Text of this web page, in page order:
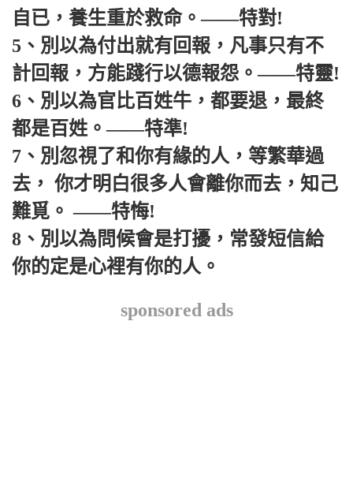
自已，養生重於救命。——特對!
5、別以為付出就有回報，凡事只有不
計回報，方能踐行以德報怨。——特靈!
6、別以為官比百姓牛，都要退，最終
都是百姓。——特準!
7、別忽視了和你有緣的人，等繁華過
去， 你才明白很多人會離你而去，知己
難覓。 ——特悔!
8、別以為問候會是打擾，常發短信給
你的定是心裡有你的人。
sponsored ads